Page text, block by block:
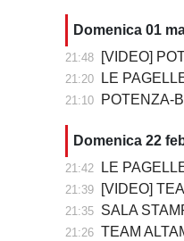
Domenica 01
21:48 [VIDEO]
21:20 LE PAGELLE DI
21:10 POTENZA-
Domenica 22
21:42 LE PAGELLE DI
21:39 [VIDEO] TEAM
21:35 SALA STAMPA DOPO
21:26 TEAM